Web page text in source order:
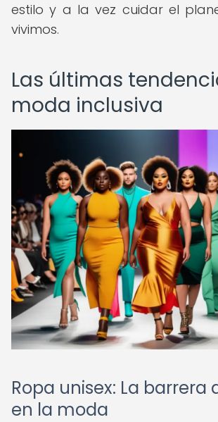
estilo y a la vez cuidar el
vivimos.
Las últimas
moda inclusiva
Ropa unisex: La barrera
en la moda